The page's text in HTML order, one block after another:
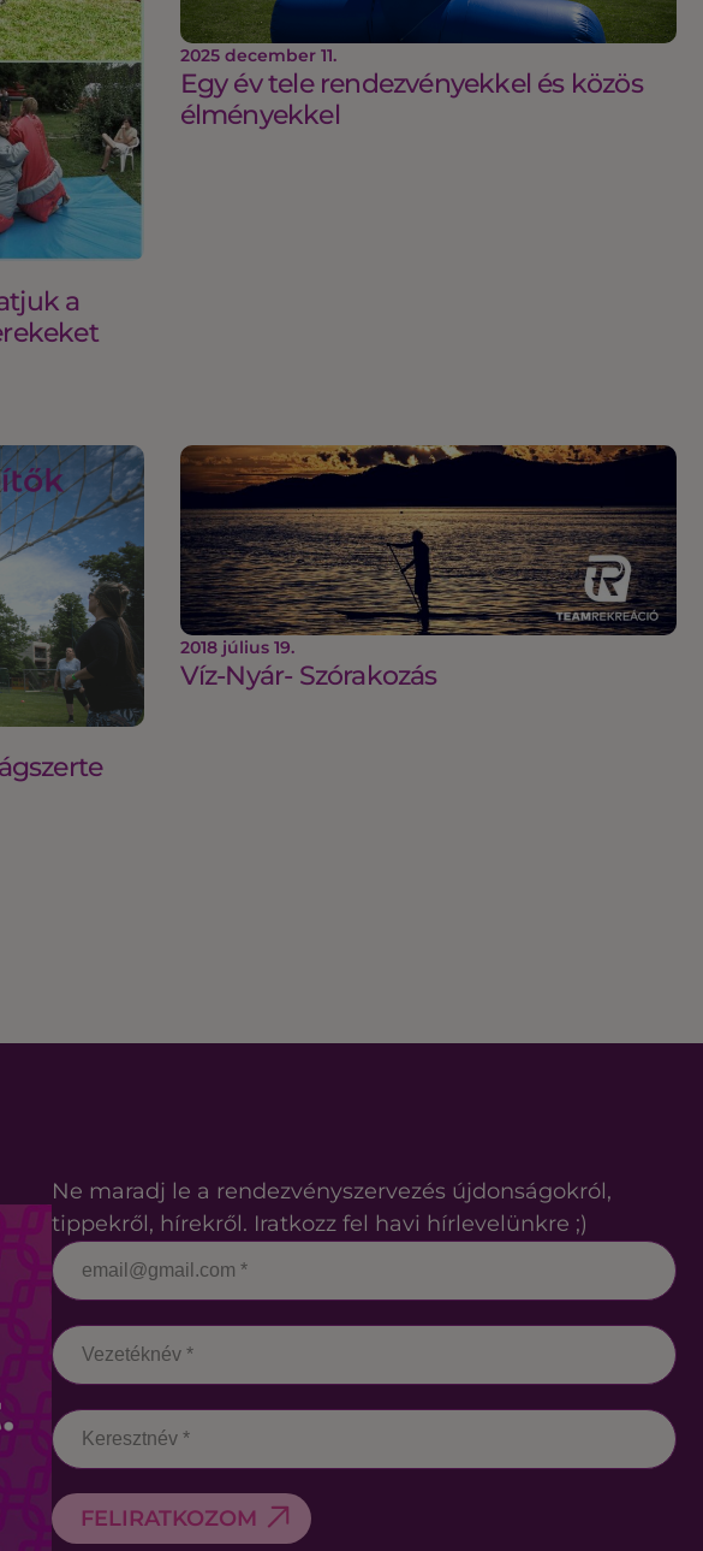
a
2025 december 11.
Egy év tele rendezvényekkel és közös
élményekkel
2018 július 19.
Víz-Nyár- Szórakozás
Ne maradj le a rendezvényszervezés újdonságokról,
tippekről, hírekről. Iratkozz fel havi hírlevelünkre ;)
FELIRATKOZOM